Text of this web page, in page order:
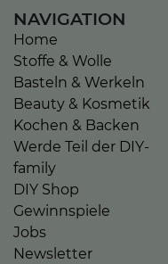
NAVIGATION
Home
Stoffe & Wolle
Basteln & Werkeln
Beauty & Kosmetik
Kochen & Backen
Werde Teil der DIY-
family
DIY Shop
Gewinnspiele
Jobs
Newsletter